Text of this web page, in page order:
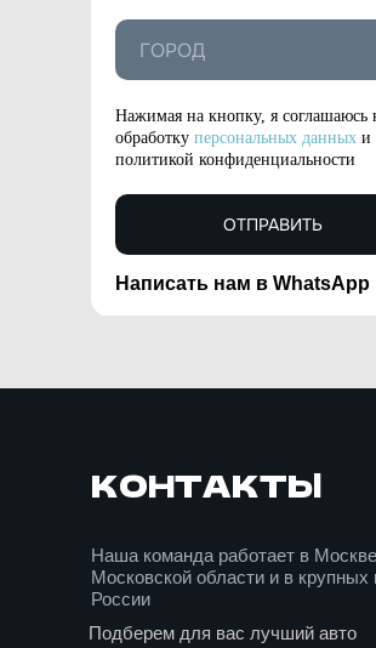
Написать нам в WhatsApp
Нажимая на кнопку, я соглашаюсь
обработку персональных данных и
политикой конфиденциальности
ОТПРАВИТЬ
КОНТАКТЫ
Наша команда работает в
Московской области и в крупных
России
Подберем для вас лучший авто